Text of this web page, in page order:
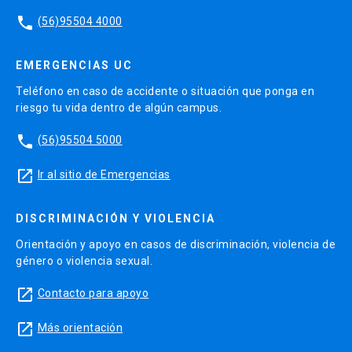
phone (56)95504 4000
EMERGENCIAS UC
Teléfono en caso de accidente o situación que ponga en
riesgo tu vida dentro de algún campus.
phone (56)95504 5000
launch Ir al sitio de Emergencias
DISCRIMINACIÓN Y VIOLENCIA
Orientación y apoyo en casos de discriminación, violencia de
género o violencia sexual.
launch Contacto para apoyo
launch Más orientación